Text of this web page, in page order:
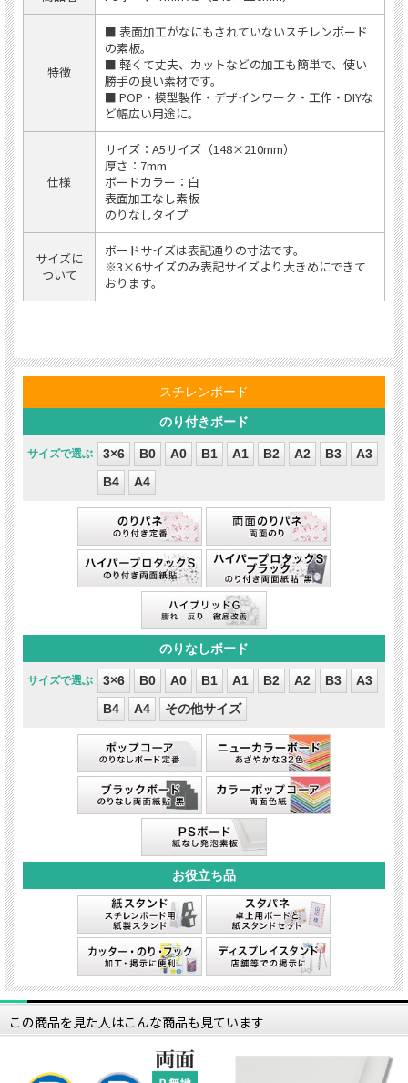
特徴
■ 表面加工がなにもされていないスチレンボード
の素板。
■ 軽くて丈夫、カットなどの加工も簡単で、使い
勝手の良い素材です。
■ POP・模型製作・デザインワーク・工作・DIYな
ど幅広い用途に。
仕様
サイズ：A5サイズ（148×210mm）
厚さ：7mm
ボードカラー：白
表面加工なし素板
のりなしタイプ
サイズに
ついて
ボードサイズは表記通りの寸法です。
※3×6サイズのみ表記サイズより大きめにできて
おります。
3×6 B0 A0 B1 A1 B2 A2 B3
A3
B4
A4
3×6 B0 A0 B1 A1 B2 A2 B3
A3
B4
A4 その他サイズ
この商品を見た人はこんな商品も見ています